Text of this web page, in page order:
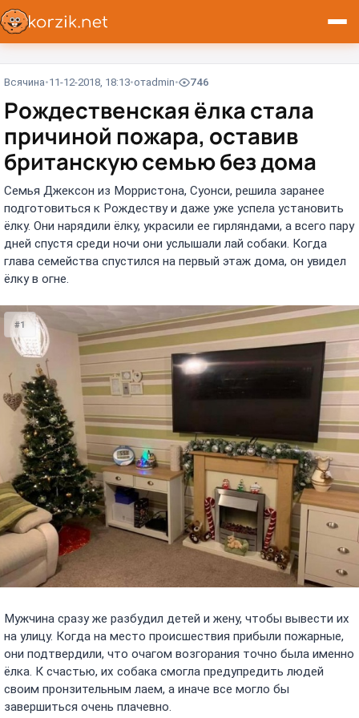
Всячина 11-12-2018, 18:13 отadmin 746
Рождественская ёлка стала
причиной пожара, оставив
британскую семью без дома
Семья Джексон из Морристона, Суонси, решила заранее
подготовиться к Рождеству и даже уже успела установить
ёлку. Они нарядили ёлку, украсили ее гирляндами, а всего пару
дней спустя среди ночи они услышали лай собаки. Когда
глава семейства спустился на первый этаж дома, он увидел
ёлку в огне.
#1
Мужчина сразу же разбудил детей и жену, чтобы вывести их
на улицу. Когда на место происшествия прибыли пожарные,
они подтвердили, что очагом возгорания точно была именно
ёлка. К счастью, их собака смогла предупредить людей
своим пронзительным лаем, а иначе все могло бы
завершиться очень плачевно.